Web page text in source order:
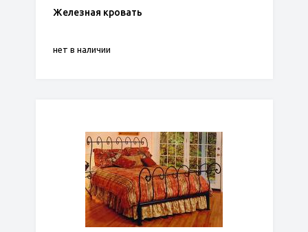
Железная кровать
нет в наличии